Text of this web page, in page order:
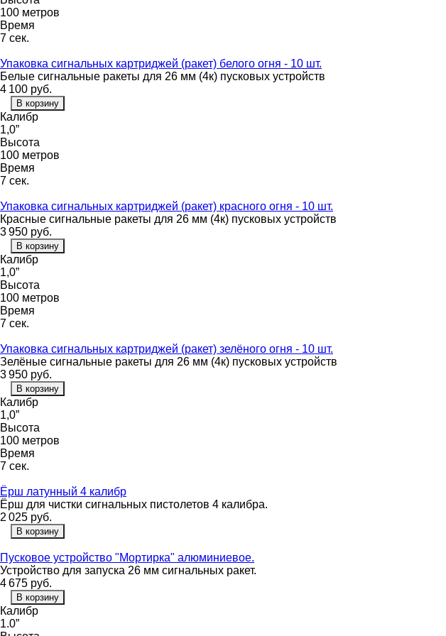
100 метров
Время
7 сек.
Упаковка сигнальных картриджей (ракет) белого огня - 10 шт.
Белые сигнальные ракеты для 26 мм (4к) пусковых устройств
4 100 руб.
В корзину
Калибр
1,0”
Высота
100 метров
Время
7 сек.
Упаковка сигнальных картриджей (ракет) красного огня - 10 шт.
Красные сигнальные ракеты для 26 мм (4к) пусковых устройств
3 950 руб.
В корзину
Калибр
1,0”
Высота
100 метров
Время
7 сек.
Упаковка сигнальных картриджей (ракет) зелёного огня - 10 шт.
Зелёные сигнальные ракеты для 26 мм (4к) пусковых устройств
3 950 руб.
В корзину
Калибр
1,0”
Высота
100 метров
Время
7 сек.
Ёрш латунный 4 калибр
Ёрш для чистки сигнальных пистолетов 4 калибра.
2 025 руб.
В корзину
Пусковое устройство "Мортирка" алюминиевое.
Устройство для запуска 26 мм сигнальных ракет.
4 675 руб.
В корзину
Калибр
1.0”